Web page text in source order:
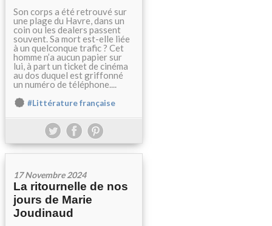
Son corps a été retrouvé sur
une plage du Havre, dans un
coin ou les dealers passent
souvent. Sa mort est-elle liée
à un quelconque trafic ? Cet
homme n’a aucun papier sur
lui, à part un ticket de cinéma
au dos duquel est griffonné
un numéro de téléphone....
#Littérature française
17 Novembre 2024
La ritournelle de nos
jours de Marie
Joudinaud